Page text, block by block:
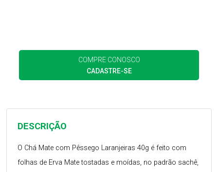
COMPRE CONOSCO
CADASTRE-SE
DESCRIÇÃO
O Chá Mate com Pêssego Laranjeiras 40g é feito com
folhas de Erva Mate tostadas e moídas, no padrão sachê,